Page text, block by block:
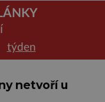
týden
netvoří u